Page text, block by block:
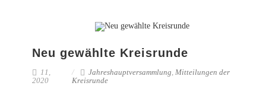
Neu gewählte Kreisrunde
11,
2020
Jahreshauptversammlung, Mitteilungen der
Kreisrunde